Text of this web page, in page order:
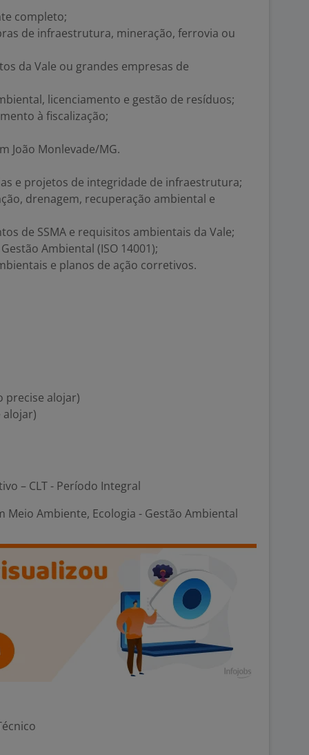
completo;
de infraestrutura, mineração, ferrovia ou
da Vale ou grandes empresas de
licenciamento e gestão de resíduos;
à fiscalização;
João Monlevade/MG.
e projetos de integridade de infraestrutura;
drenagem, recuperação ambiental e
de SSMA e requisitos ambientais da Vale;
Ambiental (ISO 14001);
e planos de ação corretivos.
precise alojar)
alojar)
– CLT - Período Integral
Meio Ambiente, Ecologia - Gestão Ambiental